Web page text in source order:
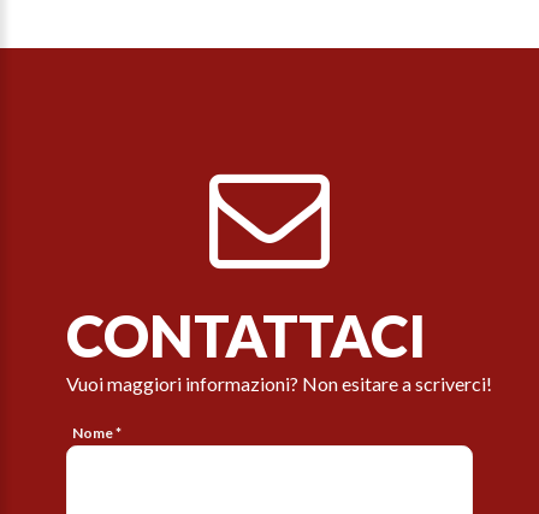
CONTATTACI
Vuoi maggiori informazioni? Non esitare a scriverci!
Nome *